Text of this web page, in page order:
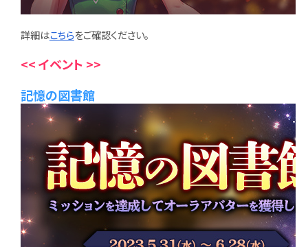
詳細はこちらをご確認ください。
<< イベント >>
記憶の図書館